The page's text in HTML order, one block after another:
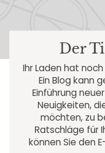
Der
Ihr Laden hat
Ein Blog kann
Einführung
Neuigkeiten,
möchten, zu
Ratschläge für
können Sie den